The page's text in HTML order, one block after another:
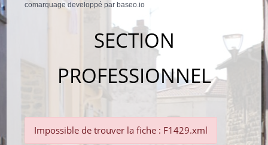
comarquage developpé par baseo.io
SECTION
PROFESSIONNEL
Impossible de trouver la fiche : F1429.xml